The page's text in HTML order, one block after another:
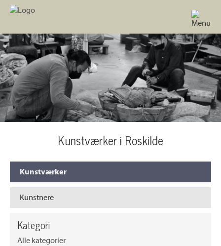
Kunstværker i Roskilde
Kunstværker
Kunstnere
Kategori
Alle kategorier